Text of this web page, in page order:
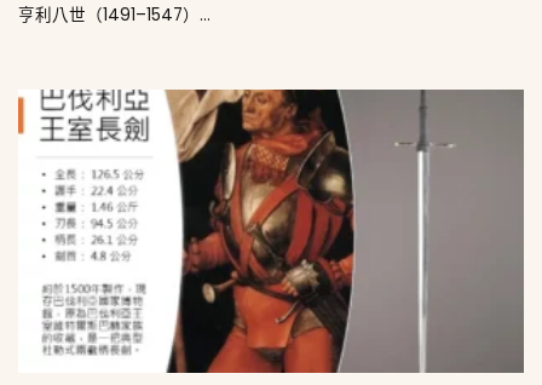
亨利八世（1491–1547）...